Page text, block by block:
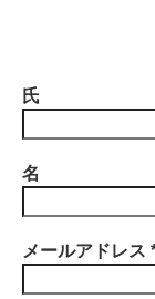
氏
名
メールアドレス